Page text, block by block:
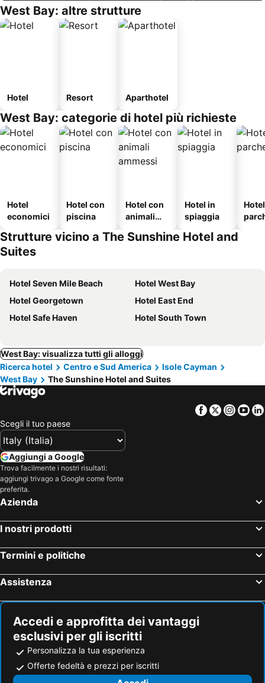
West Bay: altre strutture
Hotel Resort Aparthotel
West Bay: categorie di hotel più richieste
Hotel
economici
Hotel con
piscina
Hotel con
animali
Hotel in
spiaggia
Strutture vicino a The Sunshine Hotel and
Suites
Hotel Seven Mile Beach
Hotel West Bay
Hotel Georgetown
Hotel East End
Hotel Safe Haven
Hotel South Town
West Bay: visualizza tutti gli alloggi
Ricerca hotel
Centro e Sud America
Isole Cayman
West Bay
The Sunshine Hotel and Suites
Facebook
Twitter
Scegli il tuo paese
Aggiungi a Google
Trova facilmente i nostri risultati:
aggiungi trivago a Google come fonte
preferita.
Azienda
I nostri prodotti
Termini e politiche
Assistenza
Accedi e approfitta dei vantaggi
esclusivi per gli iscritti
Personalizza la tua esperienza
Offerte fedeltà e prezzi per iscritti